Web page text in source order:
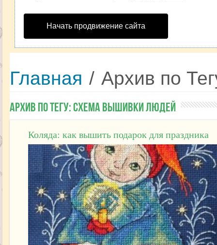
Начать продвижение сайта
Главная / Архив по
Архив по Тегу:Схема вышивки людей
Коляда: как вышить подарок для праздника